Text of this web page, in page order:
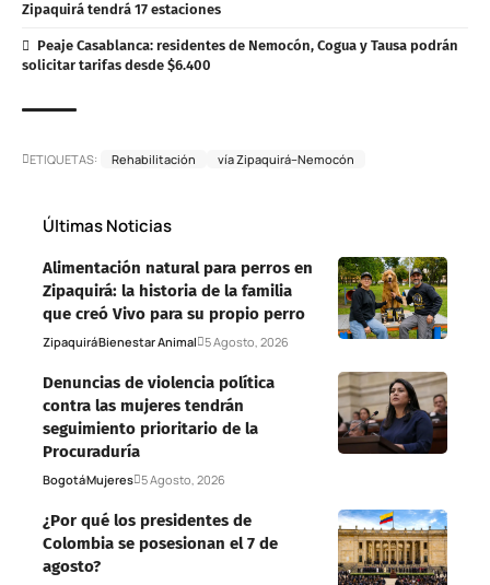
Zipaquirá tendrá 17 estaciones
Peaje Casablanca: residentes de Nemocón, Cogua y Tausa podrán
solicitar tarifas desde $6.400
ETIQUETAS: Rehabilitación vía Zipaquirá–Nemocón
Últimas Noticias
Alimentación natural para perros en
Zipaquirá: la historia de la familia
que creó Vivo para su propio perro
ZipaquiráBienestar Animal 5 Agosto, 2026
Denuncias de violencia política
contra las mujeres tendrán
seguimiento prioritario de la
Procuraduría
BogotáMujeres 5 Agosto, 2026
¿Por qué los presidentes de
Colombia se posesionan el 7 de
agosto?